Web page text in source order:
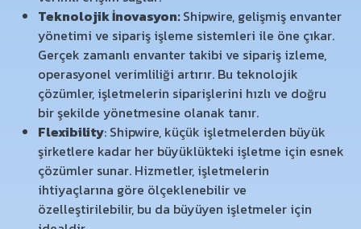
Teknolojik İnovasyon:Shipwire, gelişmiş envanter
yönetimi ve sipariş işleme sistemleri ile öne çıkar.
Gerçek zamanlı envanter takibi ve sipariş izleme,
operasyonel verimliliği artırır. Bu teknolojik
çözümler, işletmelerin siparişlerini hızlı ve doğru
bir şekilde yönetmesine olanak tanır.
Flexibility: Shipwire, küçük işletmelerden büyük
şirketlere kadar her büyüklükteki işletme için esnek
çözümler sunar. Hizmetler, işletmelerin
ihtiyaçlarına göre ölçeklenebilir ve
özelleştirilebilir, bu da büyüyen işletmeler için